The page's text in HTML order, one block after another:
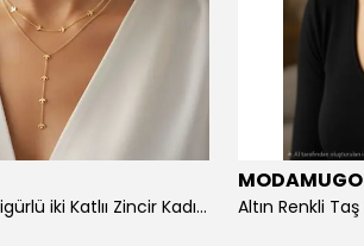
Altın Renk Kuş Figürlü iki Katlıı Zincir Kadın Y Kolye
MODAMUGO